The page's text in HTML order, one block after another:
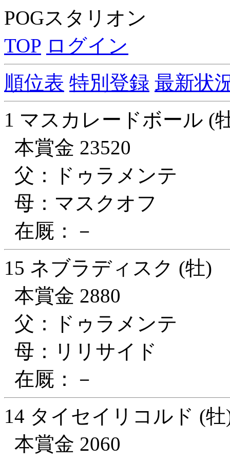
POGスタリオン
TOP ログイン
順位表 特別登録 最新状
1 マスカレードボール (
本賞金 23520
父：ドゥラメンテ
母：マスクオフ
在厩：－
15 ネブラディスク (牡)
本賞金 2880
父：ドゥラメンテ
母：リリサイド
在厩：－
14 タイセイリコルド (牡
本賞金 2060